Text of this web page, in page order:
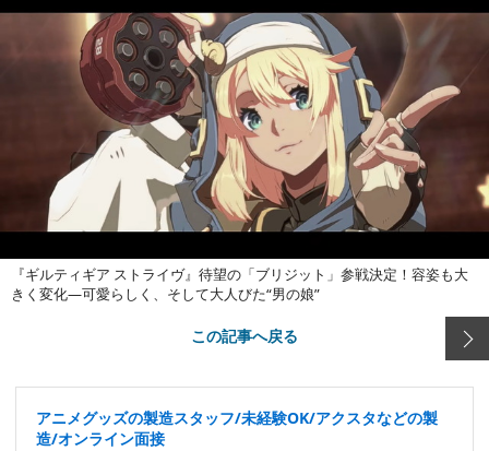
『ギルティギア ストライヴ』待望の「ブリジット」参戦決定！容姿も大
きく変化―可愛らしく、そして大人びた“男の娘”
この記事へ戻る
アニメグッズの製造スタッフ/未経験OK/アクスタなどの製
造/オンライン面接